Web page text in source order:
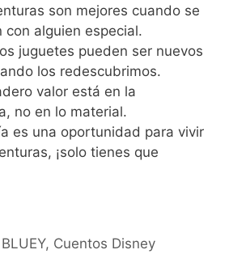
son mejores cuando se
con alguien especial.
juguetes pueden ser nuevos
los redescubrimos.
valor está en la
no en lo material.
es una oportunidad para vivir
¡solo tienes que
, Cuentos Disney